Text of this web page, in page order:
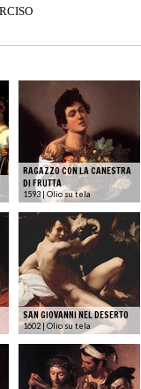
RAGAZZO CON LA CANESTRA
DI FRUTTA
1593 | Olio su tela
SAN GIOVANNI NEL DESERTO
1602 | Olio su tela